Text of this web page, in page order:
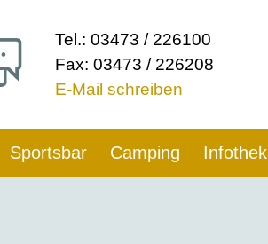
Tel.: 03473 / 226100
Fax: 03473 / 226208
E-Mail schreiben
Sportsbar Camping Infothek